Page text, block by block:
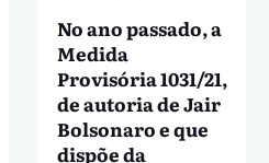
No ano passado, a
Medida
Provisória 1031/21,
de autoria de Jair
Bolsonaro e que
dispõe da